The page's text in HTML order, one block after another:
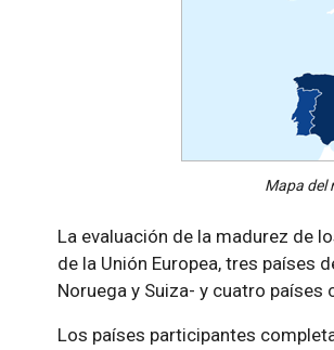
Mapa del
La evaluación de la madurez de
de la Unión Europea, tres países
Noruega y Suiza- y cuatro países
Los países participantes